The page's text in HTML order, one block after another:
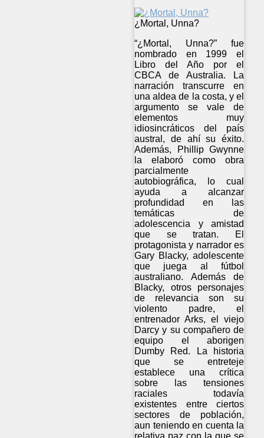
¿Mortal, Unna?
“¿Mortal, Unna?” fue
nombrado en 1999 el
Libro del Año por el
CBCA de Australia. La
narración transcurre en
una aldea de la costa, y el
argumento se vale de
elementos muy
idiosincráticos del país
austral, de ahí su éxito.
Además, Phillip Gwynne
la elaboró como obra
parcialmente
autobiográfica, lo cual
ayuda a alcanzar
profundidad en las
temáticas de
adolescencia y amistad
que se tratan. El
protagonista y narrador es
Gary Blacky, adolescente
que juega al fútbol
australiano. Además de
Blacky, otros personajes
de relevancia son su
violento padre, el
entrenador Arks, el viejo
Darcy y su compañero de
equipo el aborigen
Dumby Red. La historia
que se entreteje
establece una crítica
sobre las tensiones
raciales todavía
existentes entre ciertos
sectores de población,
aun teniendo en cuenta la
relativa paz con la que se